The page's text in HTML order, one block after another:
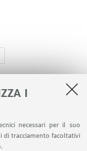
I
necessari per il suo
di tracciamento facoltativi